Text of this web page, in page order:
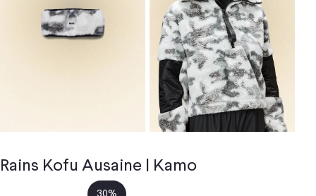
Rains Kofu Ausaine | Kamo
30%